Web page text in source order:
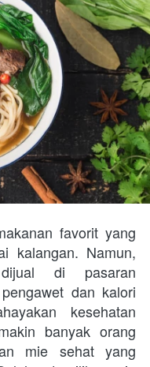
favorit yang
kalangan. Namun,
di pasaran
dan kalori
kesehatan
banyak orang
mie sehat yang